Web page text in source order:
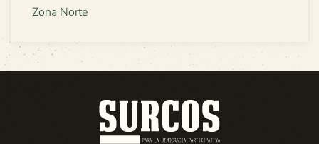
Zona Norte